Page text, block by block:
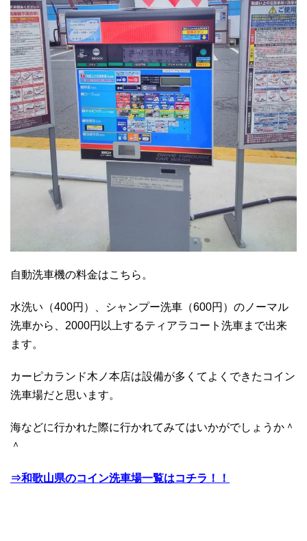
自動洗車機の料金はこちら。
水洗い（400円）、シャンプー洗車（600円）のノーマル
洗車から、2000円以上するティアラコート洗車まで出来
ます。
カーピカランド木ノ本店は設備が多くてよくできたコイン
洗車場だと思います。
海などに行かれた際に行かれてみてはいかがでしょうか＾
＾
⇒和歌山県のコイン洗車場一覧はコチラ！！